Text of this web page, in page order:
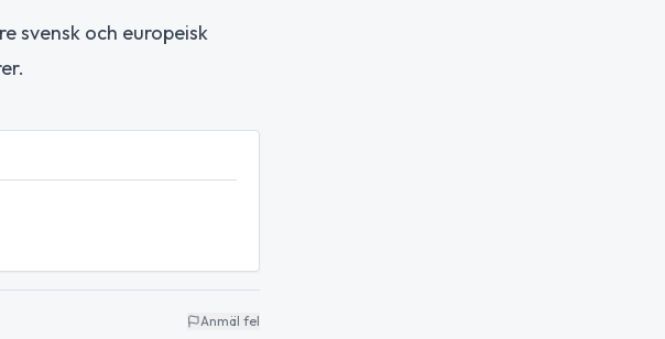
svensk och europeisk
Anmäl fel